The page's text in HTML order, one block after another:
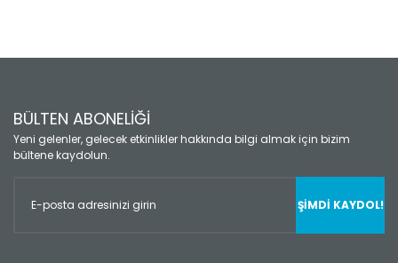
BÜLTEN ABONELİĞİ
Yeni gelenler, gelecek etkinlikler hakkında bilgi almak için bizim
bültene kaydolun.
ŞİMDİ KAYDOL!